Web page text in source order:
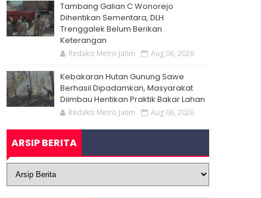
Tambang Galian C Wonorejo
Dihentikan Sementara, DLH
Trenggalek Belum Berikan
Keterangan
Redaksi Metro Jatim Aug 06, 2026
Kebakaran Hutan Gunung Sawe
Berhasil Dipadamkan, Masyarakat
Diimbau Hentikan Praktik Bakar Lahan
Redaksi Metro Jatim Aug 06, 2026
ARSIP BERITA